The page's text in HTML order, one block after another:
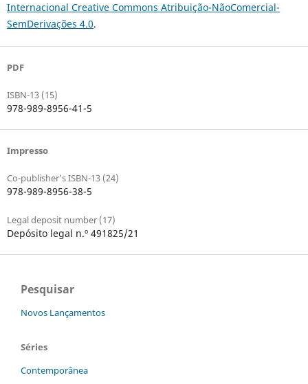
Internacional Creative Commons Atribuição-NãoComercial-
SemDerivações 4.0.
PDF
ISBN-13 (15)
978-989-8956-41-5
Impresso
Co-publisher's ISBN-13 (24)
978-989-8956-38-5
Legal deposit number (17)
Depósito legal n.º 491825/21
Pesquisar
Novos Lançamentos
Séries
Contemporânea